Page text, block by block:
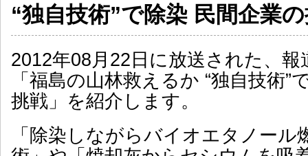
“独自技術”で除染 民間企業
2012年08月22日に放送された、
「福島の山林救えるか “独自技術”
挑戦」を紹介します。
「除染しながらバイオエタノール